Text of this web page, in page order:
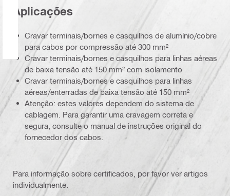
Aplicações
Cravar terminais/bornes e casquilhos de alumínio/cobre
para cabos por compressão até 300 mm²
Cravar terminais/bornes e casquilhos para linhas aéreas
de baixa tensão até 150 mm² com isolamento
Cravar terminais/bornes e casquilhos para linhas
aéreas/enterradas de baixa tensão até 150 mm²
Atenção: estes valores dependem do sistema de
cablagem. Para garantir uma cravagem correta e
segura, consulte o manual de instruções original do
fornecedor dos cabos.
Para informação sobre certificados, por favor ver artigos
individualmente.